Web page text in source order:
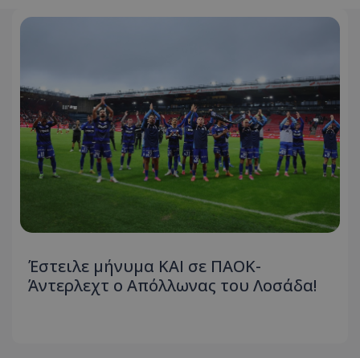
Έστειλε μήνυμα ΚΑΙ σε ΠΑΟΚ-
Άντερλεχτ ο Απόλλωνας του Λοσάδα!